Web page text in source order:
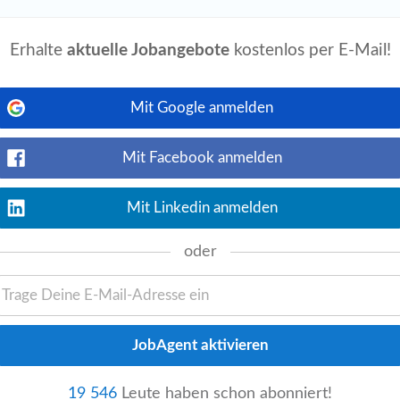
und Weiterentwicklung der
• Abgeschlossene Ausbildung
event_available
nach den geltenden
des Berufsbildes des gehobenen
Jetzt ansehen
mit Funktion "Primary
Ausland) • Abgeschlossene
Jetzt ansehen
Erhalte aktuelle Jobangebotekostenlos per E-Mail!
Mit Google anmelden
Mit Facebook anmelden
Mit Linkedin anmelden
oder
19 546 Leute haben schon abonniert!